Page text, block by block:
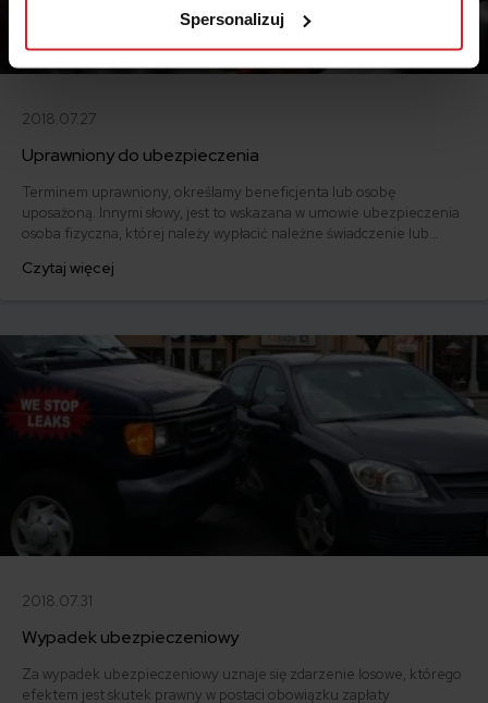
Spersonalizuj
2018.07.27
Uprawniony do ubezpieczenia
Terminem uprawniony, określamy beneficjenta lub osobę
uposażoną. Innymi słowy, jest to wskazana w umowie ubezpieczenia
osoba fizyczna, której należy wypłacić należne świadczenie lub
Czytaj więcej
2018.07.31
Wypadek ubezpieczeniowy
Za wypadek ubezpieczeniowy uznaje się zdarzenie losowe, którego
efektem jest skutek prawny w postaci obowiązku zapłaty